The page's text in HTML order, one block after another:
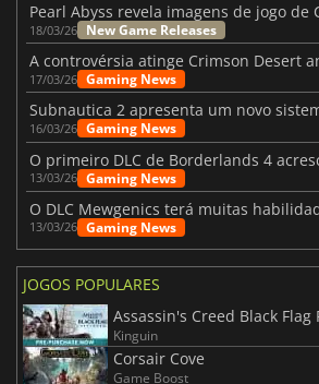
18/03/26 New Game Releases
17/03/26 Gaming News
16/03/26 Gaming News
13/03/26 Gaming News
O DLC Mewgenics terá muitas
13/03/26 Gaming News
JOGOS POPULARES
Assassin's Creed Black Flag
Kinguin
Corsair Cove
Game Boost